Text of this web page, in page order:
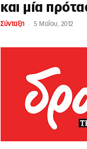
και μία
Σύνταξη - 5 Μαΐου, 2012